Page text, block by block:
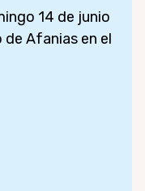
14 de junio
de Afanias en el